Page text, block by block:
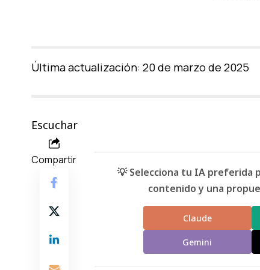
Última actualización: 20 de marzo de 2025
Escuchar
Compartir
💡 Selecciona tu IA preferida
contenido y una
Claude
Gemini